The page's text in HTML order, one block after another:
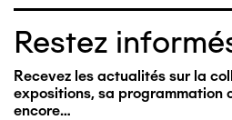
Restez
Recevez les actualités sur la
expositions, sa programmation
encore…